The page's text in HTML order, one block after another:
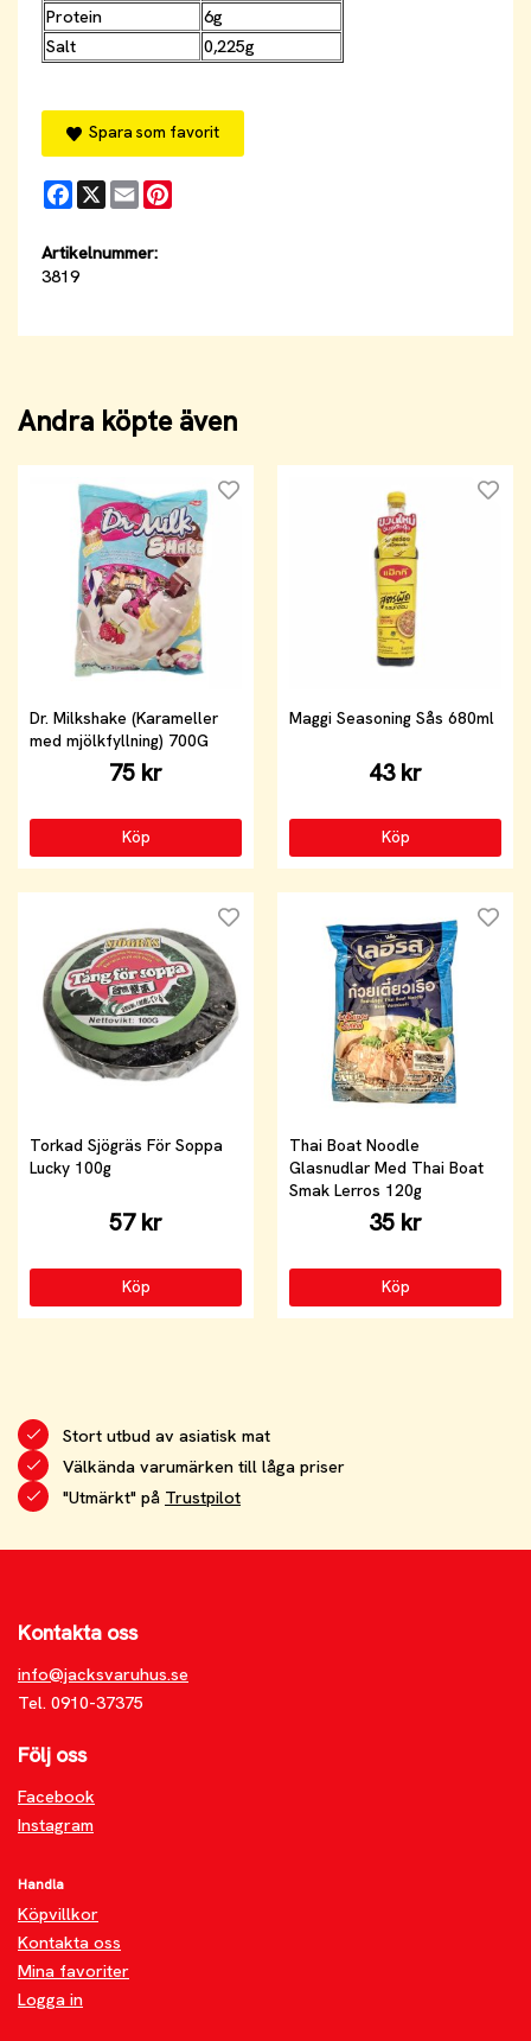
Protein
6g
Salt
0,225g
Spara som favorit
Facebook
X Email
Artikelnummer:
3819
Andra köpte även
Dr. Milkshake (Karameller
med mjölkfyllning) 700G
75 kr
Köp
Maggi Seasoning Sås 680ml
43 kr
Köp
Torkad Sjögräs För Soppa
Lucky 100g
57 kr
Köp
Thai Boat Noodle
Glasnudlar Med Thai Boat
Smak Lerros 120g
35 kr
Köp
Stort utbud av asiatisk mat
Välkända varumärken till låga priser
"Utmärkt" på Trustpilot
Kontakta oss
info@jacksvaruhus.se
Tel. 0910-37375
Följ oss
Facebook
Instagram
Handla
Köpvillkor
Kontakta oss
Mina favoriter
Logga in